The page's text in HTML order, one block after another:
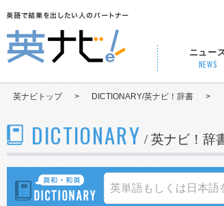
ニュー
NEWS
英ナビトップ > DICTIONARY/英ナビ！辞書 >
DICTIONARY / 英ナビ！辞